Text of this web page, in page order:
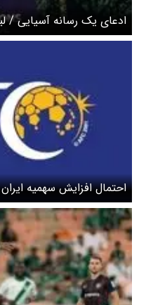
ایران ۲ سهمیه می‌گیرد
احتمال افزایش سهمیه
تصمیم AFC